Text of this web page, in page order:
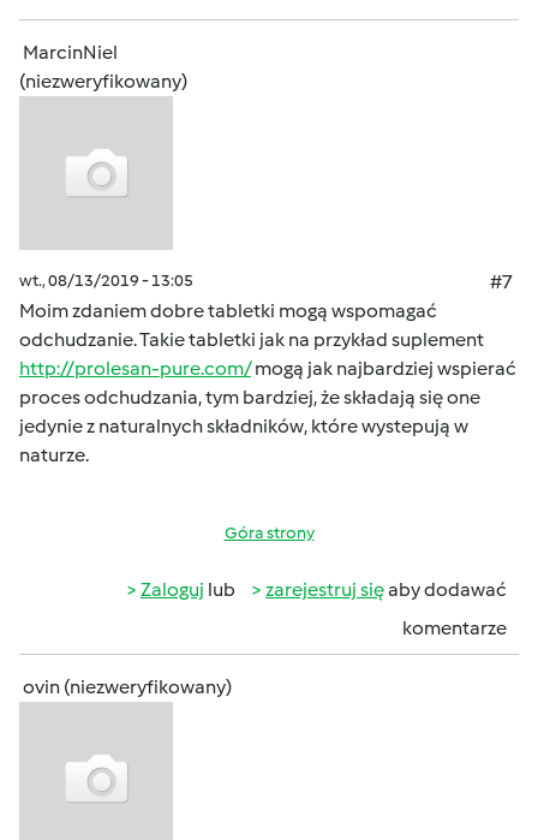
MarcinNiel
(niezweryfikowany)
wt., 08/13/2019 - 13:05
#7
Moim zdaniem dobre tabletki mogą wspomagać
odchudzanie. Takie tabletki jak na przykład suplement
http://prolesan-pure.com/mogą jak najbardziej wspierać
proces odchudzania, tym bardziej, że składają się one
jedynie z naturalnych składników, które wystepują w
naturze.
Góra strony
Zaloguj lub zarejestruj sięaby dodawać
komentarze
ovin (niezweryfikowany)